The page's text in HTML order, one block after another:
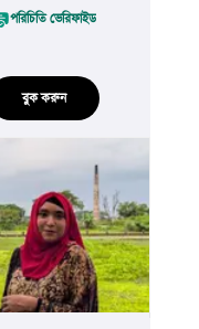
পরিচিতি ভেরিফাইড
বুক করুন